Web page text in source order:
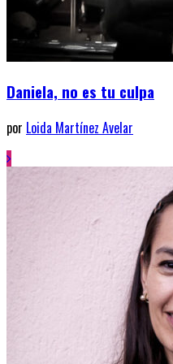
Daniela, no es tu culpa
por Loida Martínez Avelar